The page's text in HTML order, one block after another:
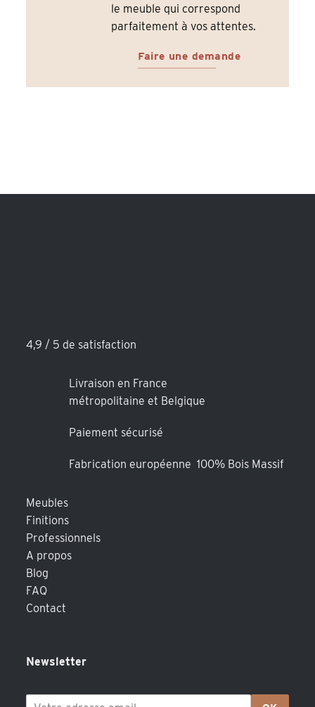
le meuble qui correspond
parfaitement à vos attentes.
Faire une demande
4,9 / 5 de satisfaction
Livraison en France
métropolitaine et Belgique
Paiement sécurisé
Fabrication européenne 100% Bois Massif
Meubles
Finitions
Professionnels
A propos
Blog
FAQ
Contact
Newsletter